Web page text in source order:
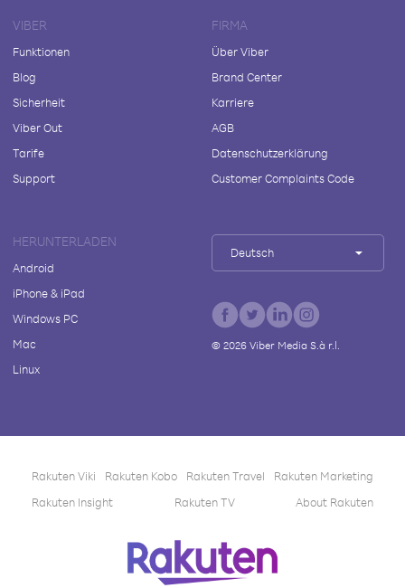
VIBER
Funktionen
Blog
Sicherheit
Viber Out
Tarife
Support
FIRMA
Über Viber
Brand Center
Karriere
AGB
Datenschutzerklärung
Customer Complaints Code
HERUNTERLADEN
Android
iPhone & iPad
Windows PC
Mac
Linux
Deutsch
© 2026Viber Media S.à r.l.
Rakuten Viki Rakuten Kobo Rakuten Travel
Rakuten Marketing
Rakuten Insight
Rakuten TV About Rakuten